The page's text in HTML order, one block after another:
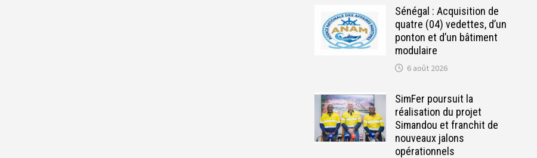
Sénégal : Acquisition de
quatre (04) vedettes, d’un
ponton et d’un bâtiment
modulaire
6 août 2026
SimFer poursuit la
réalisation du projet
Simandou et franchit de
nouveaux jalons
opérationnels